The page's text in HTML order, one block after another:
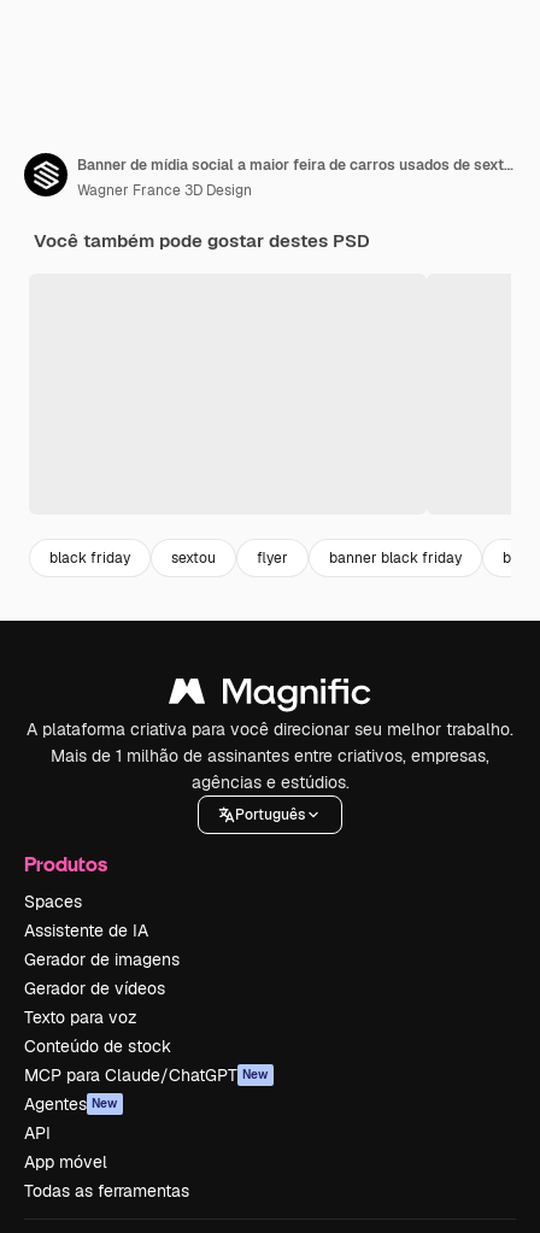
Banner de mídia social a maior feira de carros usados de sexta-feira negra
Wagner France 3D Design
Você também pode gostar destes PSD
black friday sextou flyer banner black friday
A plataforma criativa para você direcionar seu melhor trabalho.
Mais de 1 milhão de assinantes entre criativos, empresas,
agências e estúdios.
Português
Produtos
Spaces
Assistente de IA
Gerador de imagens
Gerador de vídeos
Texto para voz
Conteúdo de stock
MCP para Claude/ChatGPT New
Agentes New
API
App móvel
Todas as ferramentas